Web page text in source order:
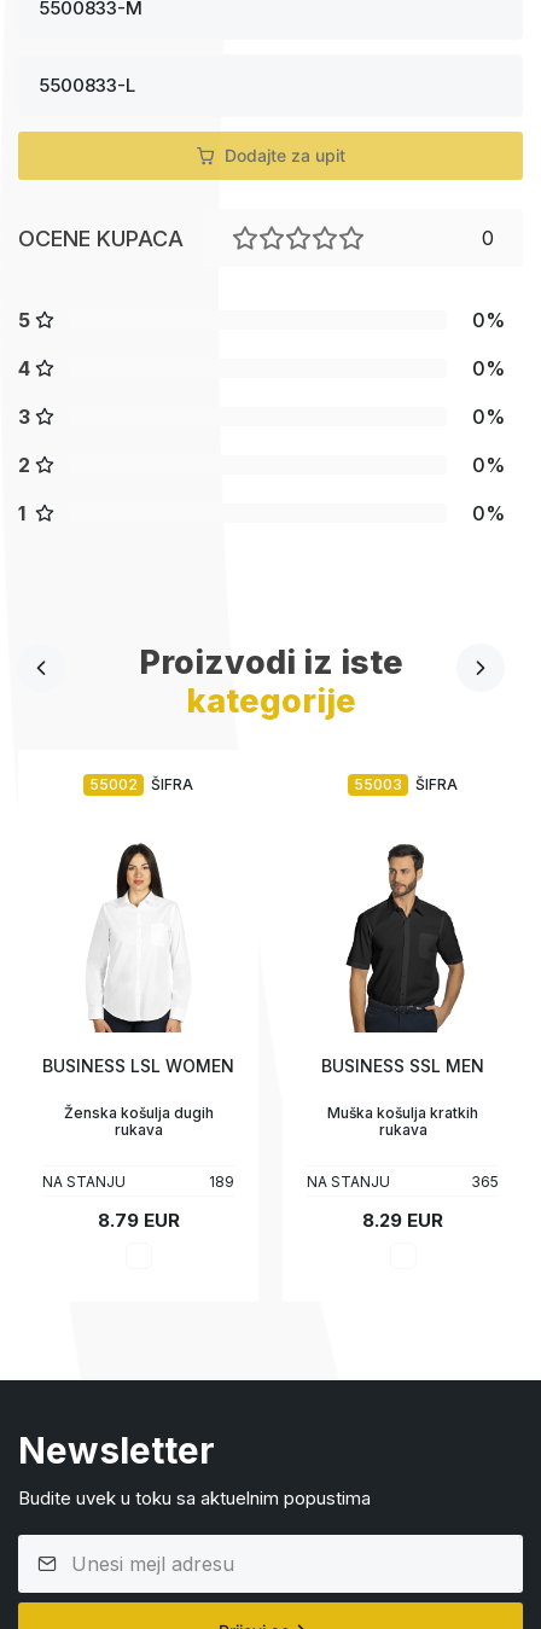
5500833-M
5500833-L
Dodajte za upit
OCENE KUPACA 0
5
0%
4
0%
3
0%
2
0%
1
0%
Proizvodi iz iste
kategorije
ŠIFRA
55002
BUSINESS LSL WOMEN
Ženska košulja dugih
rukava
NA STANJU 189
8.79 EUR
ŠIFRA
55003
BUSINESS SSL MEN
Muška košulja kratkih
rukava
NA STANJU 365
8.29 EUR
Newsletter
Budite uvek u toku sa aktuelnim popustima